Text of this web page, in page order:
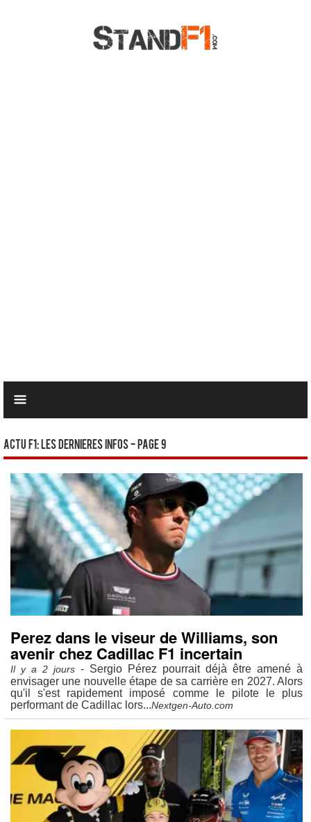
Actu F1: Les dernieres infos - Page 9
Perez dans le viseur de Williams, son
avenir chez Cadillac F1 incertain
Il y a 2 jours - Sergio Pérez pourrait déjà être amené à
envisager une nouvelle étape de sa carrière en 2027. Alors
qu'il s'est rapidement imposé comme le pilote le plus
performant de Cadillac lors...Nextgen-Auto.com